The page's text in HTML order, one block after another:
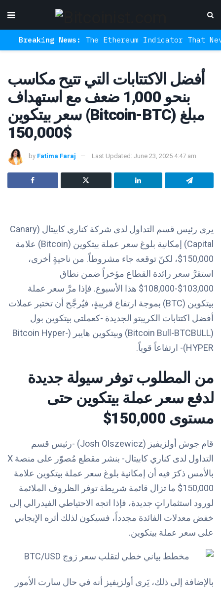
News:The Ethereum Indicator That Never
أفضل الاكتتابات التي تتيح مكاسب
بنحو 1,000 ضعف مع استهداف
سعر بيتكوين (Bitcoin-BTC) مبلغ
150,000$
by Fatima Faraj Last Updated: June 23, 2025 4:47 am
يرى رئيس قسم التداول لدى شركة كناري كابيتال (Canary
Capital) إمكانية بلوغ سعر عملة بيتكوين (Bitcoin) علامة
150,000$، لكنّ توقعه جاء مشروطاً. من ناحيةٍ أخرى،
استقرَّ سعر رائدة القطاع مؤخراً ضمن نطاق
103,000$-108,000$ هذا الأسبوع. فإذا مرَّ سعر عملة
بيتكوين (BTC) بموجة ارتفاع قريبةٍ، فيُرجَّح أن تختبر عملات
أفضل اكتتابات الكريبتو الجديدة -كعملتي بيتكوين بول
(Bitcoin Bull-BTCBULL) وبيتكوين هايبر (Bitcoin Hyper-
HYPER)- ارتفاعاً قوياً.
من المطلوب توفر سيولة جديدة
لدفع سعر عملة بيتكوين حتى
مستوى 150,000$
قام جوش أولزيفيز (Josh Olszewicz) -رئيس قسم
التداول لدى كناري كابيتال- بنشر مقطع مُصوّر على منصة X
بالأمس ذكرَ فيه أن إمكانية بلوغ سعر عملة بيتكوين علامة
150,000$ ما تزال قائمة شريطة توفر الظروف الملائمة
لورود استثماراتٍ جديدة، فإذا اتجه الاحتياطي الفيدرالي إلى
خفض معدلات الفائدة مجدداً، فسيكون لذلك أثره الإيجابي
على سعر عملة بيتكوين.
بالإضافة إلى ذلك، يَرى أولزيفيز أنه في حال سارت الأمور